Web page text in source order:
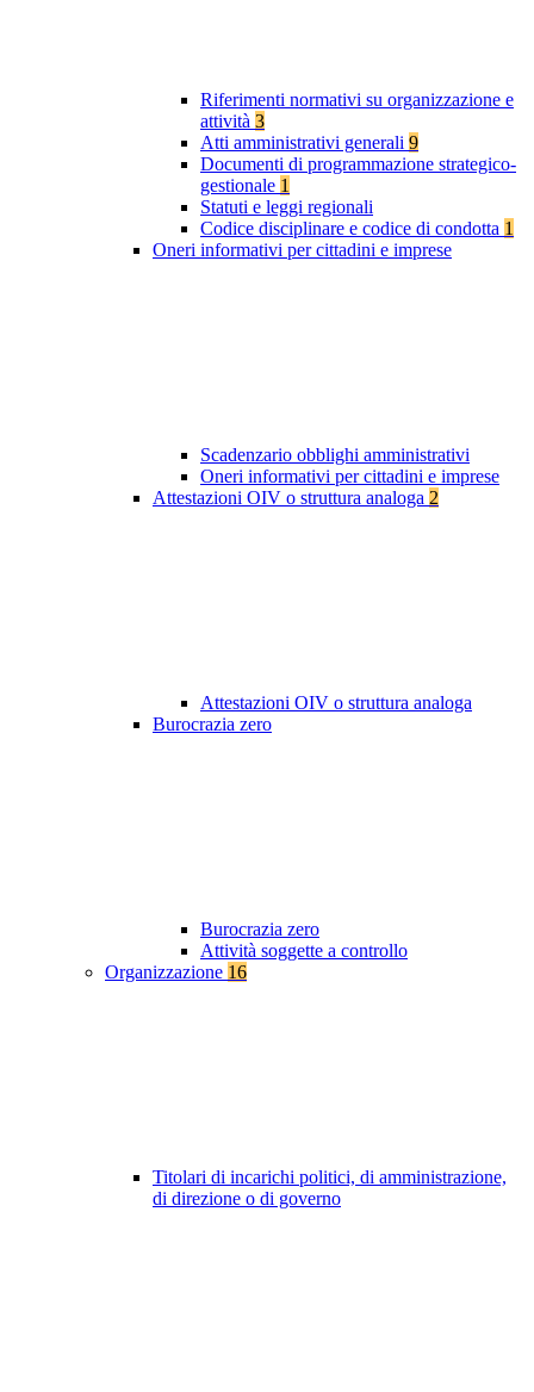
Riferimenti normativi su organizzazione e
attività 3
Atti amministrativi generali 9
Documenti di programmazione strategico-
gestionale 1
Statuti e leggi regionali
Codice disciplinare e codice di condotta 1
Oneri informativi per cittadini e imprese
Scadenzario obblighi amministrativi
Oneri informativi per cittadini e imprese
Attestazioni OIV o struttura analoga 2
Attestazioni OIV o struttura analoga
Burocrazia zero
Burocrazia zero
Attività soggette a controllo
Organizzazione 16
Titolari di incarichi politici, di amministrazione,
di direzione o di governo